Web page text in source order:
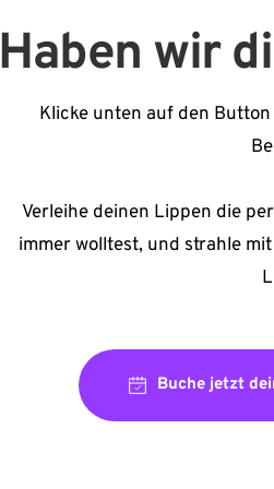
Haben wir
Klicke unten auf den
Verleihe deinen Lippen die
immer wolltest, und strahle
Buche jetzt